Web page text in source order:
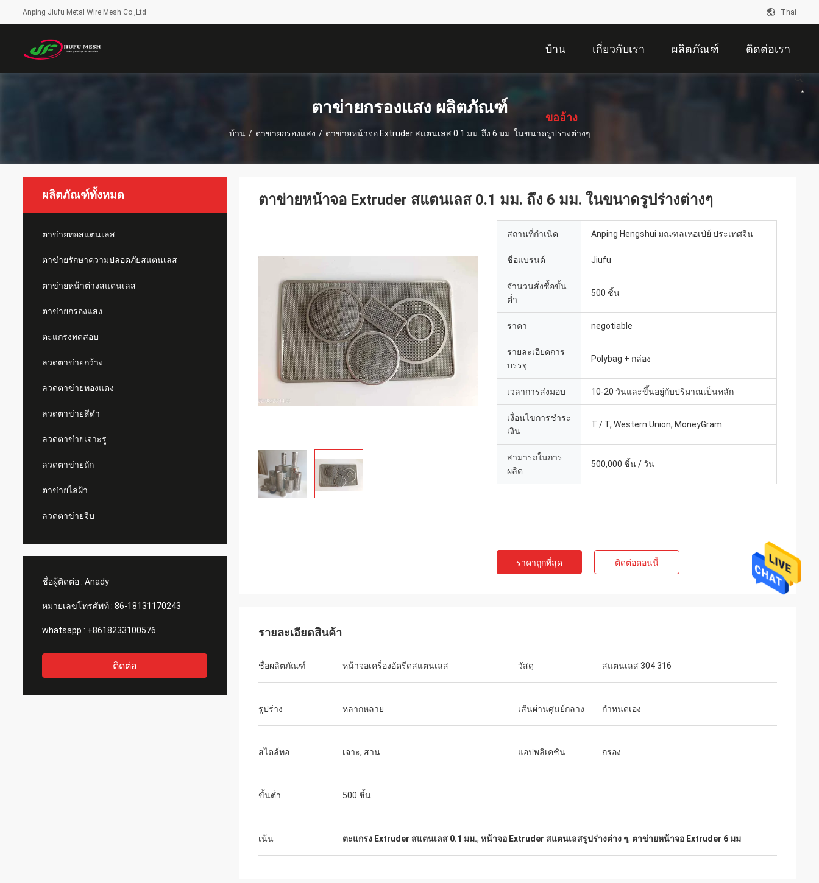
Anping Jiufu Metal Wire Mesh Co.,Ltd Thai
บ้าน เกี่ยวกับเรา ผลิตภัณฑ์ ติดต่อเรา
ขออ้าง
ตาข่ายกรองแสง ผลิตภัณฑ์
บ้าน / ตาข่ายกรองแสง / ตาข่ายหน้าจอ Extruder สแตนเลส 0.1 มม. ถึง 6 มม. ในขนาดรูปร่างต่างๆ
ผลิตภัณฑ์ทั้งหมด
ตาข่ายทอสแตนเลส
ตาข่ายรักษาความปลอดภัยสแตนเลส
ตาข่ายหน้าต่างสแตนเลส
ตาข่ายกรองแสง
ตะแกรงทดสอบ
ลวดตาข่ายกว้าง
ลวดตาข่ายทองแดง
ลวดตาข่ายสีดำ
ลวดตาข่ายเจาะรู
ลวดตาข่ายถัก
ตาข่ายไล่ฝ้า
ลวดตาข่ายจีบ
ชื่อผู้ติดต่อ : Anady
หมายเลขโทรศัพท์ : 86-18131170243
whatsapp : +8618233100576
ติดต่อ
ตาข่ายหน้าจอ Extruder สแตนเลส 0.1 มม. ถึง 6 มม. ในขนาดรูปร่างต่างๆ
สถานที่กำเนิด Anping Hengshui มณฑลเหอเป่ย์ ประเทศจีน
ชื่อแบรนด์ Jiufu
จำนวนสั่งซื้อขั้น
ต่ำ
500 ชิ้น
ราคา negotiable
รายละเอียดการ
บรรจุ
Polybag + กล่อง
เวลาการส่งมอบ 10-20 วันและขึ้นอยู่กับปริมาณเป็นหลัก
เงื่อนไขการชำระ
เงิน
T / T, Western Union, MoneyGram
สามารถในการ
ผลิต
500,000 ชิ้น / วัน
ราคาถูกที่สุด ติดต่อตอนนี้
รายละเอียดสินค้า
ชื่อผลิตภัณฑ์ หน้าจอเครื่องอัดรีดสแตนเลส วัสดุ สแตนเลส 304 316
รูปร่าง หลากหลาย เส้นผ่านศูนย์กลาง กำหนดเอง
สไตล์ทอ เจาะ, สาน แอปพลิเคชัน กรอง
ขั้นต่ำ 500 ชิ้น
เน้น ตะแกรง Extruder สแตนเลส 0.1 มม., หน้าจอ Extruder สแตนเลสรูปร่างต่าง ๆ, ตาข่ายหน้าจอ Extruder 6 มม